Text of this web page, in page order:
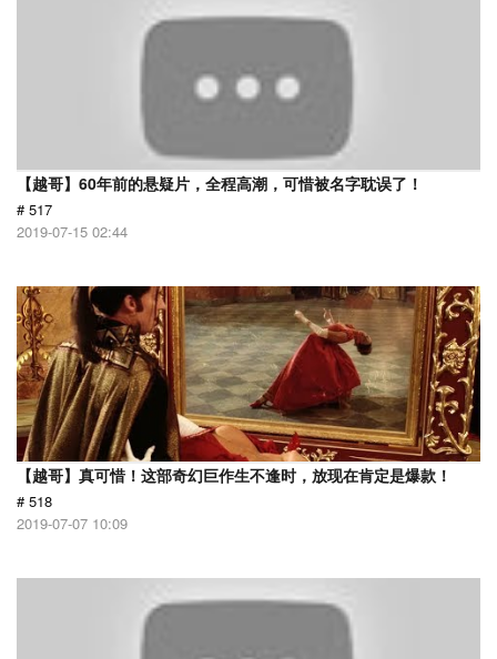
【越哥】60年前的悬疑片，全程高潮，可惜被名字耽误了！
# 517
2019-07-15 02:44
【越哥】真可惜！这部奇幻巨作生不逢时，放现在肯定是爆款！
# 518
2019-07-07 10:09